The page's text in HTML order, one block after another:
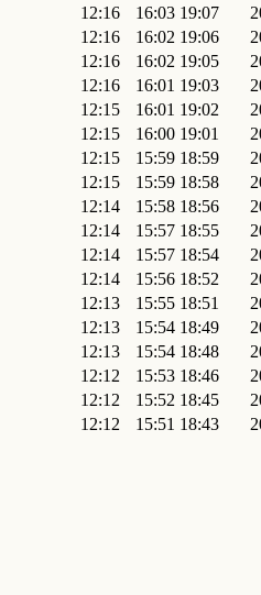
12:16 16:03 19:07
12:16 16:02 19:06
12:16 16:02 19:05
12:16 16:01 19:03
12:15 16:01 19:02
12:15 16:00 19:01
12:15 15:59 18:59
12:15 15:59 18:58
12:14 15:58 18:56
12:14 15:57 18:55
12:14 15:57 18:54
12:14 15:56 18:52
12:13 15:55 18:51
12:13 15:54 18:49
12:13 15:54 18:48
12:12 15:53 18:46
12:12 15:52 18:45
12:12 15:51 18:43